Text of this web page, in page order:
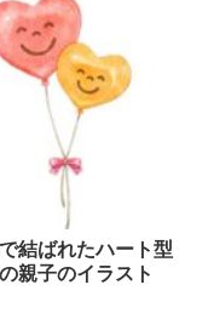
結ばれたハート型
親子のイラスト